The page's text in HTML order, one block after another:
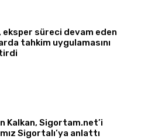
eksper süreci devam eden
tahkim uygulamasını
Kalkan, Sigortam.net’i
Sigortalı’ya anlattı